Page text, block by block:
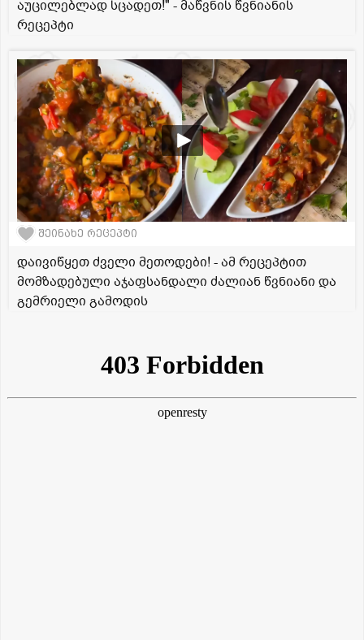
აუცილებლად სცადეთ!" - მაწვნის წვნიანის
რეცეპტი
შეინახე რეცეპტი
დაივიწყეთ ძველი მეთოდები! - ამ რეცეპტით
მომზადებული აჯაფსანდალი ძალიან წვნიანი და
გემრიელი გამოდის